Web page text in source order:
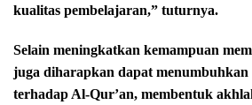
kualitas pembelajaran,” tuturnya.
Selain meningkatkan kemampuan
juga diharapkan dapat
terhadap Al-Qur’an, membentuk